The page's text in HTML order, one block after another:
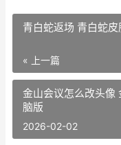
青白蛇返场 青白蛇
« 上一篇
金山会议怎么改头像
脑版
2026-02-02